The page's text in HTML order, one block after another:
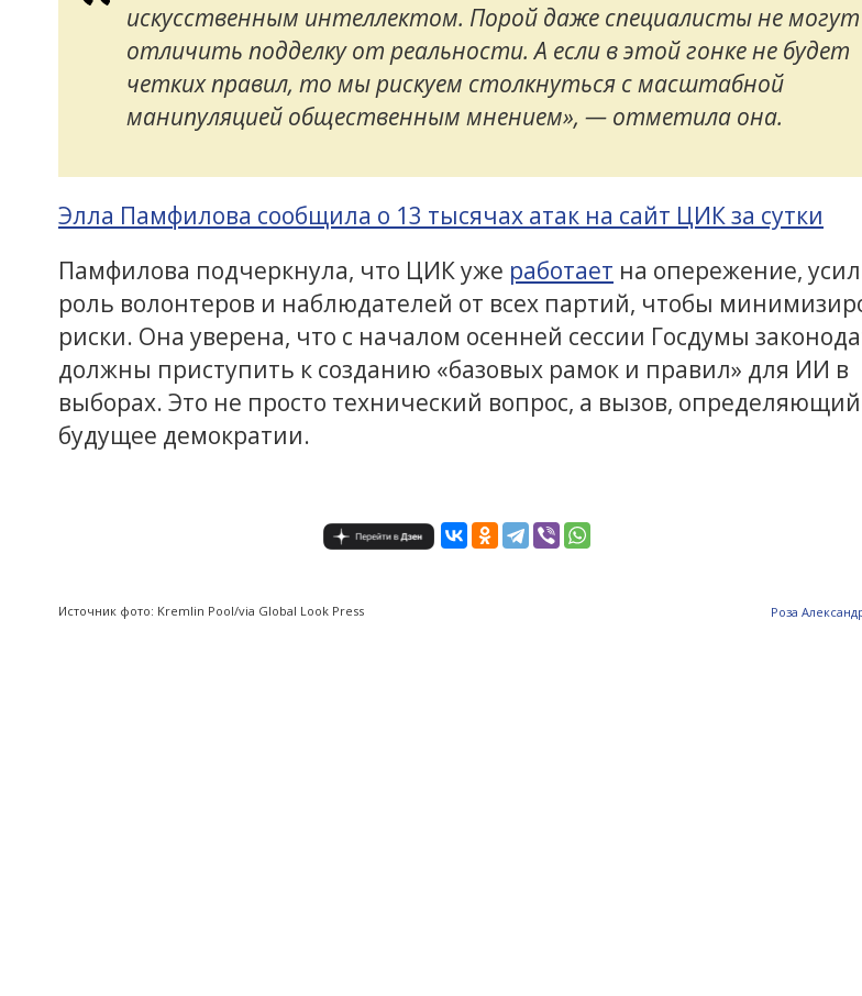
искусственным интеллектом. Порой даже специалисты не могут
отличить подделку от реальности. А если в этой гонке не будет
четких правил, то мы рискуем столкнуться с масштабной
манипуляцией общественным мнением», — отметила она.
Элла Памфилова сообщила о 13 тысячах атак на сайт ЦИК за сутки
Памфилова подчеркнула, что ЦИК уже работает на опережение,
роль волонтеров и наблюдателей от всех партий, чтобы
риски. Она уверена, что с началом осенней сессии Госдумы
должны приступить к созданию «базовых рамок и правил» для ИИ в
выборах. Это не просто технический вопрос, а вызов, определяющий
будущее демократии.
Источник фото: Kremlin Pool/via Global Look Press Роза